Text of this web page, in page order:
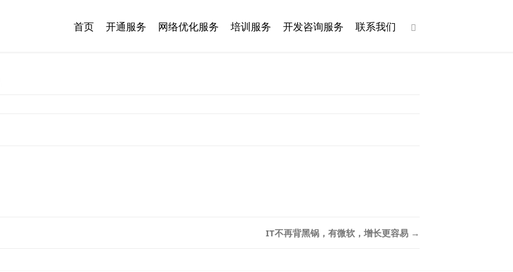
首页 开通服务 网络优化服务 培训服务 开发咨询服务 联系我们
IT不再背黑锅，有微软，增长更容易 →